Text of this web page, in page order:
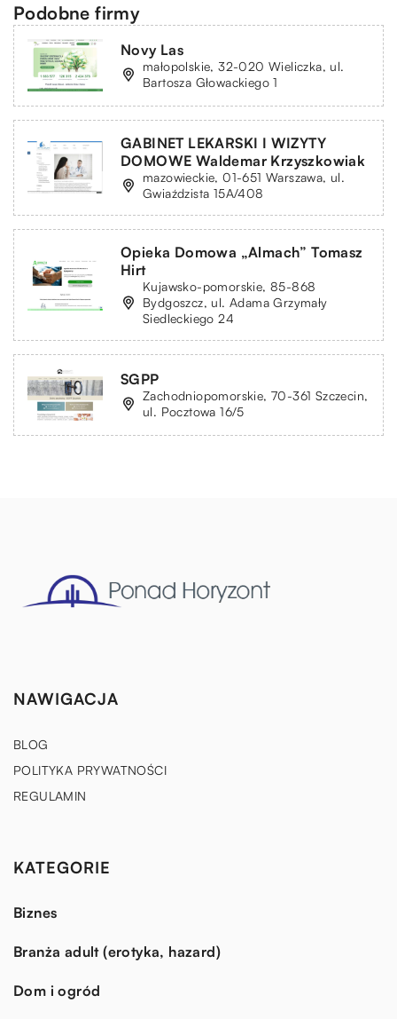
Podobne firmy
Novy Las
małopolskie, 32-020 Wieliczka, ul.
Bartosza Głowackiego 1
GABINET LEKARSKI I WIZYTY
DOMOWE Waldemar Krzyszkowiak
mazowieckie, 01-651 Warszawa, ul.
Gwiaździsta 15A/408
Opieka Domowa „Almach” Tomasz
Hirt
Kujawsko-pomorskie, 85-868
Bydgoszcz, ul. Adama Grzymały
Siedleckiego 24
SGPP
Zachodniopomorskie, 70-361 Szczecin,
ul. Pocztowa 16/5
NAWIGACJA
BLOG
POLITYKA PRYWATNOŚCI
REGULAMIN
KATEGORIE
Biznes
Branża adult (erotyka, hazard)
Dom i ogród